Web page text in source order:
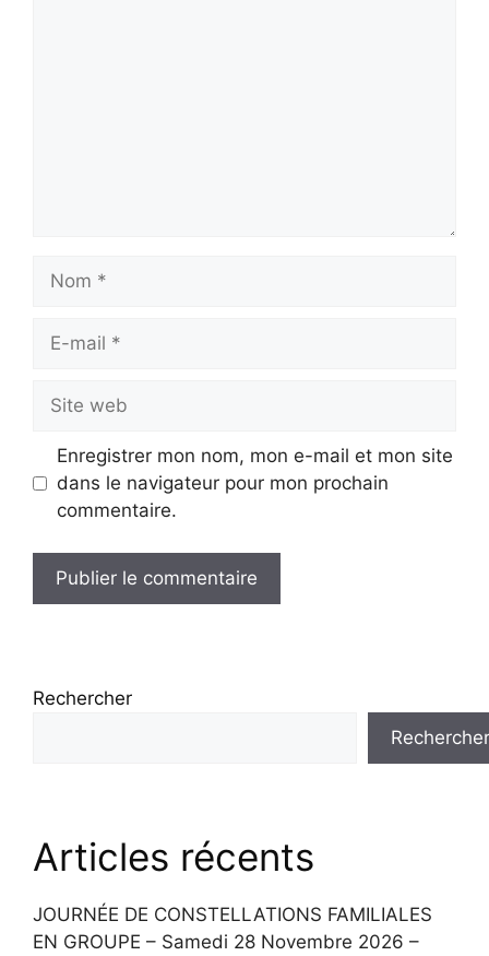
Nom
Site
web
Enregistrer mon nom, mon e-mail et mon site
dans le navigateur pour mon prochain
commentaire.
Rechercher
Rechercher
Articles récents
JOURNÉE DE CONSTELLATIONS FAMILIALES
EN GROUPE – Samedi 28 Novembre 2026 –